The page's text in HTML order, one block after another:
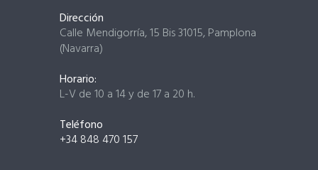
Dirección
Calle Mendigorría, 15 Bis 31015, Pamplona
(Navarra)
Horario:
L-V de 10 a 14 y de 17 a 20 h.
Teléfono
+34 848 470 157